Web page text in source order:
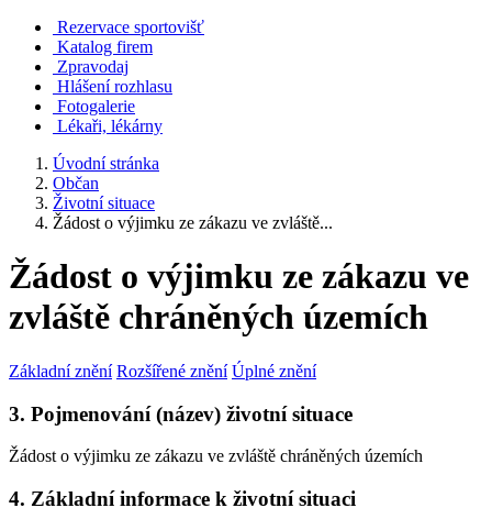
Rezervace sportovišť
Katalog firem
Zpravodaj
Hlášení rozhlasu
Fotogalerie
Lékaři, lékárny
Úvodní stránka
Občan
Životní situace
Žádost o výjimku ze zákazu ve zvláště...
Žádost o výjimku ze zákazu ve
zvláště chráněných územích
Základní znění Rozšířené znění Úplné znění
3. Pojmenování (název) životní situace
Žádost o výjimku ze zákazu ve zvláště chráněných územích
4. Základní informace k životní situaci